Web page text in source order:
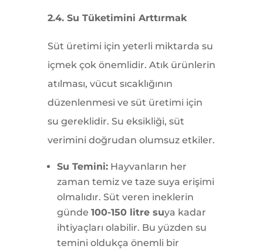
2.4. Su Tüketimini Arttırmak
Süt üretimi için yeterli miktarda su
içmek çok önemlidir. Atık ürünlerin
atılması, vücut sıcaklığının
düzenlenmesi ve süt üretimi için
su gereklidir. Su eksikliği, süt
verimini doğrudan olumsuz etkiler.
Su Temini:Hayvanların her
zaman temiz ve taze suya erişimi
olmalıdır. Süt veren ineklerin
günde 100-150 litre suya kadar
ihtiyaçları olabilir. Bu yüzden su
temini oldukça önemli bir